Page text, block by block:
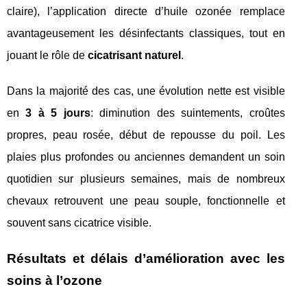
claire), l’application directe d’huile ozonée remplace
avantageusement les désinfectants classiques, tout en
jouant le rôle de cicatrisant naturel .
Dans la majorité des cas, une évolution nette est visible
en3 à 5 jours: diminution des suintements, croûtes
propres, peau rosée, début de repousse du poil. Les
plaies plus profondes ou anciennes demandent un soin
quotidien sur plusieurs semaines, mais de nombreux
chevaux retrouvent une peau souple, fonctionnelle et
souvent sans cicatrice visible.
Résultats et délais d’amélioration avec les
soins à l’ozone